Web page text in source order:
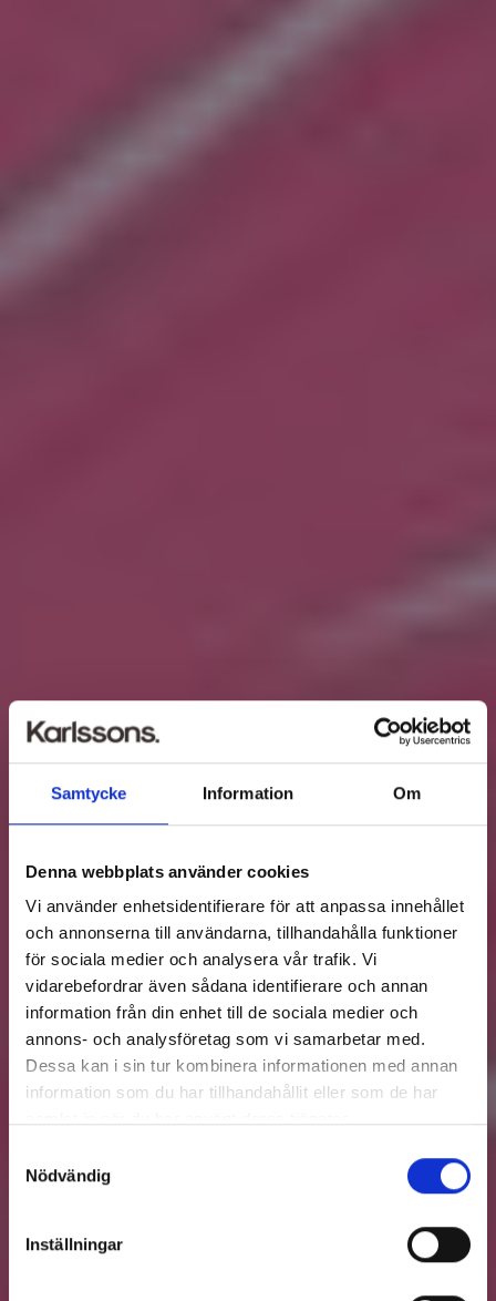
Samtycke Information Om
Denna webbplats använder cookies
Vi använder enhetsidentifierare för att anpassa innehållet
och annonserna till användarna, tillhandahålla funktioner
för sociala medier och analysera vår trafik. Vi
vidarebefordrar även sådana identifierare och annan
information från din enhet till de sociala medier och
annons- och analysföretag som vi samarbetar med.
Dessa kan i sin tur kombinera informationen med annan
information som du har tillhandahållit eller som de har
Nödvändig
Inställningar